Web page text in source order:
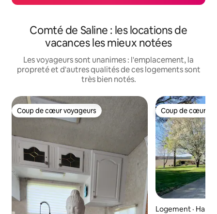
Comté de Saline : les locations de
vacances les mieux notées
Les voyageurs sont unanimes : l'emplacement, la
propreté et d'autres qualités de ces logements sont
très bien notés.
Coup de cœur voyageurs
Coup de cœur voyageurs Coup de cœur
Coup de cœur
Logement ·